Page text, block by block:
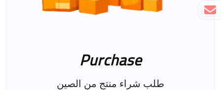
Purchase
طلب شراء منتج من الصين